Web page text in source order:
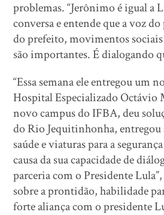
problemas. “Jerônimo é igual a
conversa e entende que a voz
do prefeito, movimentos sociais
são importantes. É dialogando
“Essa semana ele entregou um
Hospital Especializado Octávio
novo campus do IFBA, deu
do Rio Jequitinhonha, entregou
saúde e viaturas para a
causa da sua capacidade de
parceria com o Presidente
sobre a prontidão, habilidade
forte aliança com o presidente